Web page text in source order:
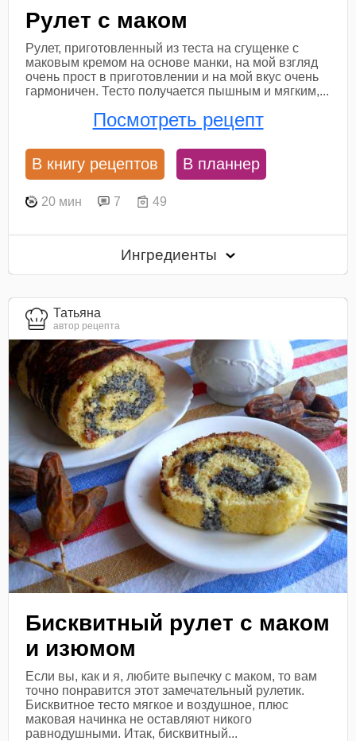
Рулет с маком
Рулет, приготовленный из теста на сгущенке с
маковым кремом на основе манки, на мой взгляд
очень прост в приготовлении и на мой вкус очень
гармоничен. Тесто получается пышным и мягким,...
Посмотреть рецепт
В книгу рецептов В планнер
20 мин 7 49
Ингредиенты
Татьяна
автор рецепта
Бисквитный рулет с маком
и изюмом
Если вы, как и я, любите выпечку с маком, то вам
точно понравится этот замечательный рулетик.
Бисквитное тесто мягкое и воздушное, плюс
маковая начинка не оставляют никого
равнодушными. Итак, бисквитный...